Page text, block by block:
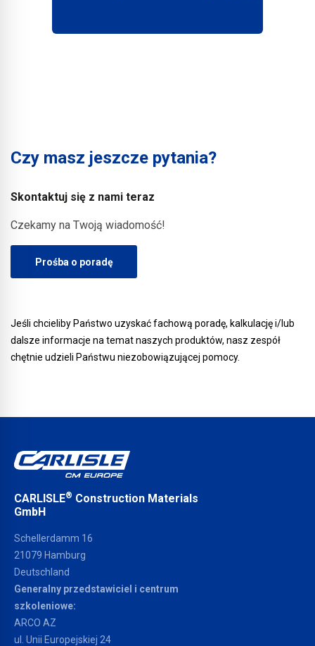
Czy masz jeszcze pytania?
Skontaktuj się z nami teraz
Czekamy na Twoją wiadomość!
Prośba o poradę
Jeśli chcieliby Państwo uzyskać fachową poradę, kalkulację i/lub
dalsze informacje na temat naszych produktów, nasz zespół
chętnie udzieli Państwu niezobowiązującej pomocy.
CARLISLE® Construction Materials
GmbH
Schellerdamm 16
21079 Hamburg
Deutschland
Generalny przedstawiciel i centrum
szkoleniowe:
ARCO AZ
ul. Unii Europejskiej 24